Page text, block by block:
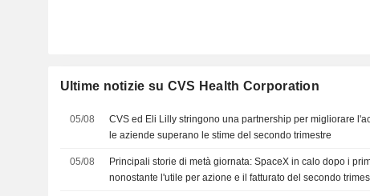
Ultime notizie su CVS Health Corporation
05/08
CVS ed Eli Lilly stringono una partnership per migliorare
le aziende superano le stime del secondo trimestre
05/08
Principali storie di metà giornata: SpaceX in calo dopo i
nonostante l'utile per azione e il fatturato del secondo